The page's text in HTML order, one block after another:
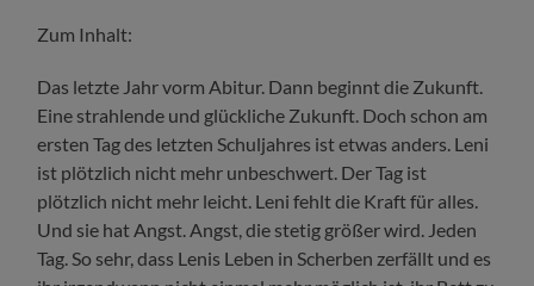
Zum Inhalt:
Das letzte Jahr vorm Abitur. Dann beginnt die Zukunft.
Eine strahlende und glückliche Zukunft. Doch schon am
ersten Tag des letzten Schuljahres ist etwas anders. Leni
ist plötzlich nicht mehr unbeschwert. Der Tag ist
plötzlich nicht mehr leicht. Leni fehlt die Kraft für alles.
Und sie hat Angst. Angst, die stetig größer wird. Jeden
Tag. So sehr, dass Lenis Leben in Scherben zerfällt und es